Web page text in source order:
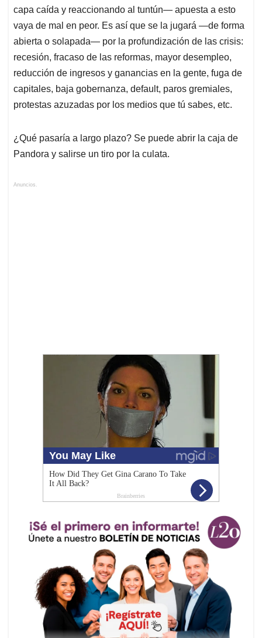
capa caída y reaccionando al tuntún― apuesta a esto
vaya de mal en peor. Es así que se la jugará ―de forma
abierta o solapada― por la profundización de las crisis:
recesión, fracaso de las reformas, mayor desempleo,
reducción de ingresos y ganancias en la gente, fuga de
capitales, baja gobernanza, default, paros gremiales,
protestas azuzadas por los medios que tú sabes, etc.
¿Qué pasaría a largo plazo? Se puede abrir la caja de
Pandora y salirse un tiro por la culata.
Anuncios.